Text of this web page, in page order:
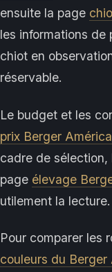
ensuite la page
les informations de
chiot en
réservable.
Le budget et les
prix Berger
cadre de sélection,
page élevage
utilement la lecture.
Pour comparer les
couleurs du